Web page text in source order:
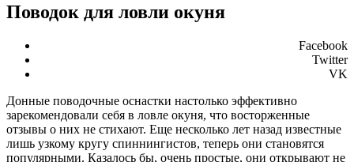
Поводок для ловли окуня
Facebook
Twitter
VK
Донные поводочные оснастки настолько эффективно
зарекомендовали себя в ловле окуня, что восторженные
отзывы о них не стихают. Еще несколько лет назад известные
лишь узкому кругу спиннингистов, теперь они становятся
популярными. Казалось бы, очень простые, они открывают не